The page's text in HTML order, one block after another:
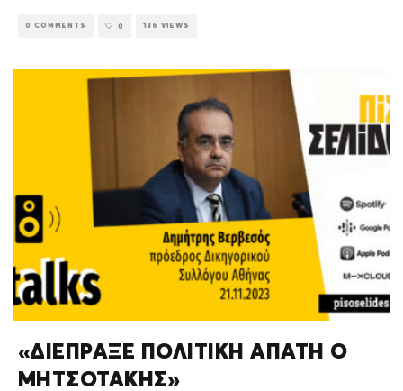
0 COMMENTS 0 136 VIEWS
«ΔΙΕΠΡΑΞΕ ΠΟΛΙΤΙΚΗ ΑΠΑΤΗ Ο
ΜΗΤΣΟΤΑΚΗΣ»